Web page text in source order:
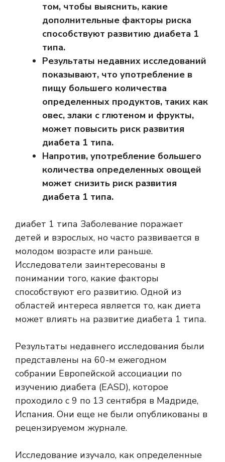
том, чтобы выяснить, какие
дополнительные факторы риска
способствуют развитию диабета 1
типа.
Результаты недавних исследований
показывают, что употребление в
пищу большего количества
определенных продуктов, таких как
овес, злаки с глютеном и фрукты,
может повысить риск развития
диабета 1 типа.
Напротив, употребление большего
количества определенных овощей
может снизить риск развития
диабета 1 типа.
диабет 1 типа Заболевание поражает
детей и взрослых, но часто развивается в
молодом возрасте или раньше.
Исследователи заинтересованы в
понимании того, какие факторы
способствуют его развитию. Одной из
областей интереса является то, как диета
может влиять на развитие диабета 1 типа.
Результаты недавнего исследования были
представлены на 60-м ежегодном
собрании Европейской ассоциации по
изучению диабета (EASD), которое
проходило с 9 по 13 сентября в Мадриде,
Испания. Они еще не были опубликованы в
рецензируемом журнале.
Исследование изучало, как определенные